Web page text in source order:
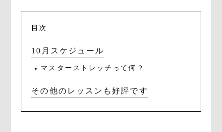
目次
10月スケジュール
マスターストレッチって何？
その他のレッスンも好評です